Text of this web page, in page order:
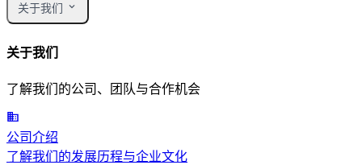
关于我们
关于我们
了解我们的公司、团队与合作机会
公司介绍
了解我们的发展历程与企业文化